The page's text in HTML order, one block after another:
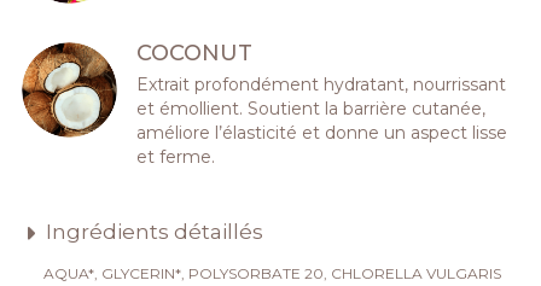
COCONUT
Extrait profondément hydratant, nourrissant
et émollient. Soutient la barrière cutanée,
améliore l’élasticité et donne un aspect lisse
et ferme.
Ingrédients détaillés
AQUA*, GLYCERIN*, POLYSORBATE 20, CHLORELLA VULGARIS